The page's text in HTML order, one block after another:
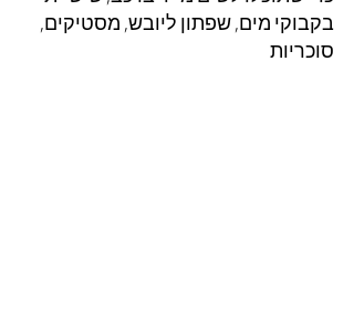
בקבוקי מים, שפתון ליובש, מסטיקים,
סוכריות